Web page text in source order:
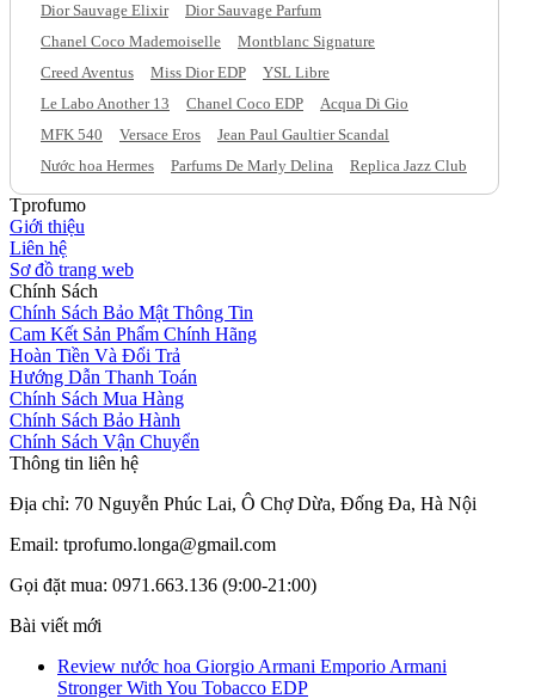
Dior Sauvage Elixir
Dior Sauvage Parfum
Chanel Coco Mademoiselle
Montblanc Signature
Creed Aventus
Miss Dior EDP
YSL Libre
Le Labo Another 13
Chanel Coco EDP
Acqua Di Gio
MFK 540
Versace Eros
Jean Paul Gaultier Scandal
Nước hoa Hermes
Parfums De Marly Delina Replica Jazz Club
Tprofumo
Giới thiệu
Liên hệ
Sơ đồ trang web
Chính Sách
Chính Sách Bảo Mật Thông Tin
Cam Kết Sản Phẩm Chính Hãng
Hoàn Tiền Và Đổi Trả
Hướng Dẫn Thanh Toán
Chính Sách Mua Hàng
Chính Sách Bảo Hành
Chính Sách Vận Chuyển
Thông tin liên hệ
Địa chỉ: 70 Nguyễn Phúc Lai, Ô Chợ Dừa, Đống Đa, Hà Nội
Email: tprofumo.longa@gmail.com
Gọi đặt mua: 0971.663.136 (9:00-21:00)
Bài viết mới
Review nước hoa Giorgio Armani Emporio Armani
Stronger With You Tobacco EDP